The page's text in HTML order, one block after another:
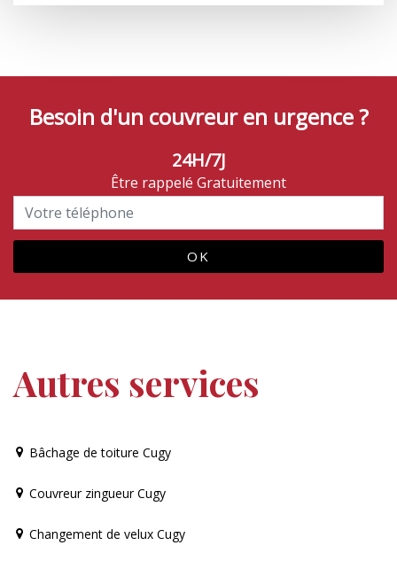
Besoin d'un couvreur en urgence ?
24H/7J
Être rappelé Gratuitement
Autres services
Bâchage de toiture Cugy
Couvreur zingueur Cugy
Changement de velux Cugy